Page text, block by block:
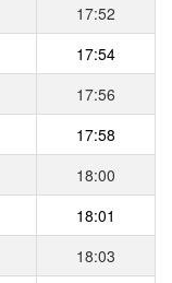
17:52
17:54
17:56
17:58
18:00
18:01
18:03